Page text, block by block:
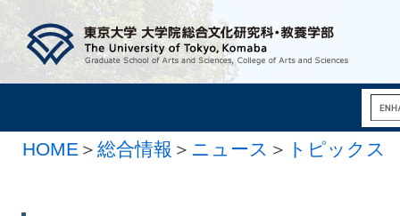
HOME ＞ 総合情報 ＞ ニュース ＞ トピックス